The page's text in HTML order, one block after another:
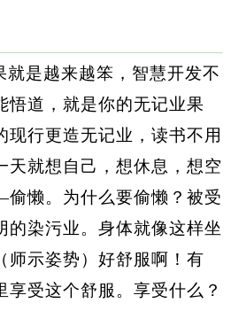
就是越来越笨，智慧开发不
悟道，就是你的无记业果
现行更造无记业，读书不用
天就想自己，想休息，想空
懒。为什么要偷懒？被受
的染污业。身体就像这样坐
师示姿势）好舒服啊！有
享受这个舒服。享受什么？